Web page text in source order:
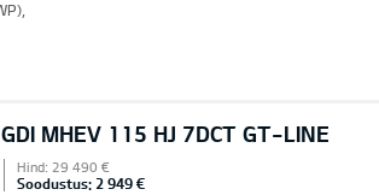
MHEV 115 HJ 7DCT GT-LINE
Hind: 29 490 €
Soodustus: 2 949 €